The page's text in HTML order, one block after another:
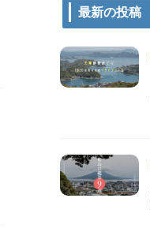
最新の投稿